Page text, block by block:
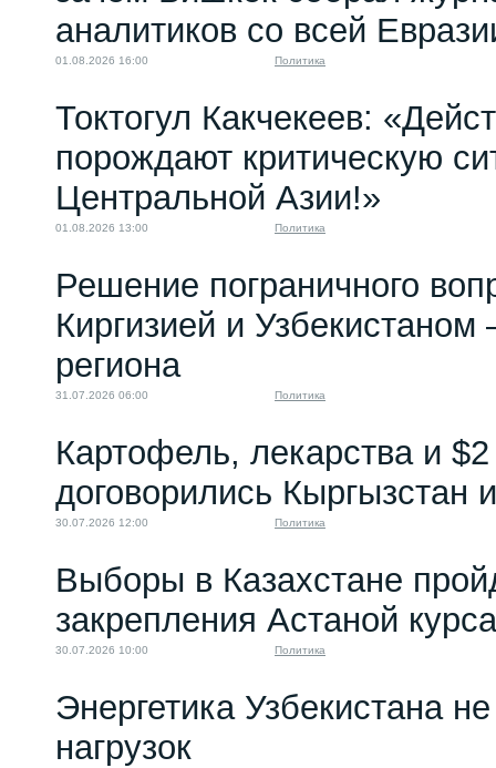
аналитиков со всей
01.08.2026 16:00 Политика
Токтогул Какчекеев:
порождают критическую
Центральной Азии!»
01.08.2026 13:00 Политика
Решение пограничного
Киргизией и Узбекистаном
региона
31.07.2026 06:00 Политика
Картофель, лекарства и
договорились Кыргызстан
30.07.2026 12:00 Политика
Выборы в Казахстане
закрепления Астаной
30.07.2026 10:00 Политика
Энергетика Узбекистана
нагрузок